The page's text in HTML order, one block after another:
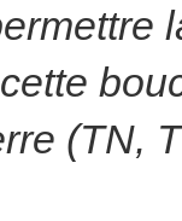
(TN,